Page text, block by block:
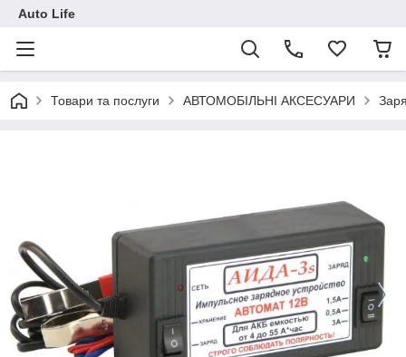
Auto Life
Товари та послуги АВТОМОБІЛЬНІ АКСЕСУАРИ